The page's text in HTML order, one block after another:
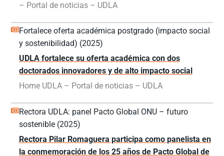
– Portal de noticias – UDLA
Fortalece oferta académica postgrado (impacto social
y sostenibilidad) (2025)
UDLA fortalece su oferta académica con dos
doctorados innovadores y de alto impacto social
Home UDLA – Portal de noticias – UDLA
Rectora UDLA: panel Pacto Global ONU – futuro
sostenible (2025)
Rectora Pilar Romaguera participa como panelista en
la conmemoración de los 25 años de Pacto Global de